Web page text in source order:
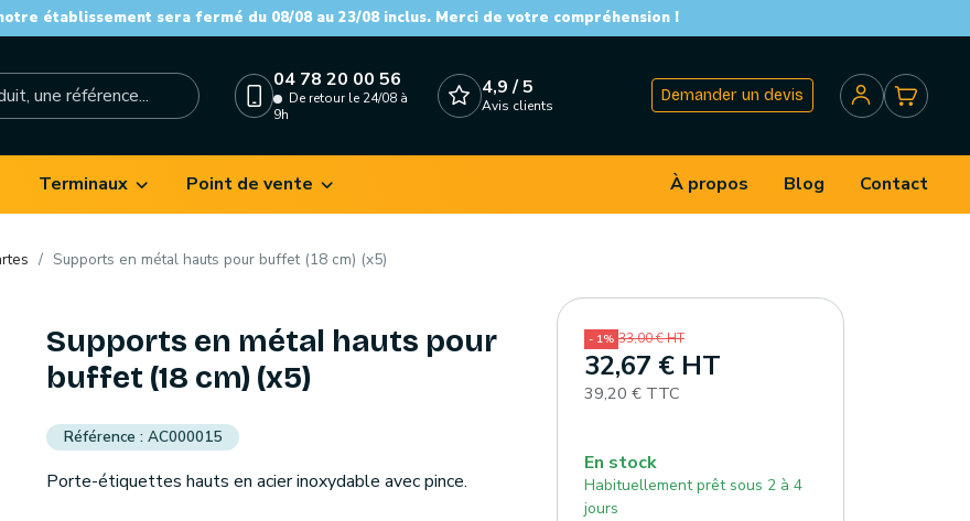
établissement sera fermé du 08/08 au 23/08 inclus. Merci de votre compréhension !
04 78 20 00 56
De retour le 24/08 à
9h
4,9 / 5
Avis clients
Demander un devis
Terminaux Point de vente À propos Blog Contact
Supports en métal hauts pour buffet (18 cm) (x5)
Supports en métal hauts pour
buffet (18 cm) (x5)
AC000015
Porte-étiquettes hauts en acier inoxydable avec pince.
- 1% 33,00 € HT
32,67 € HT
39,20 € TTC
En stock
Habituellement prêt sous 2 à 4
jours